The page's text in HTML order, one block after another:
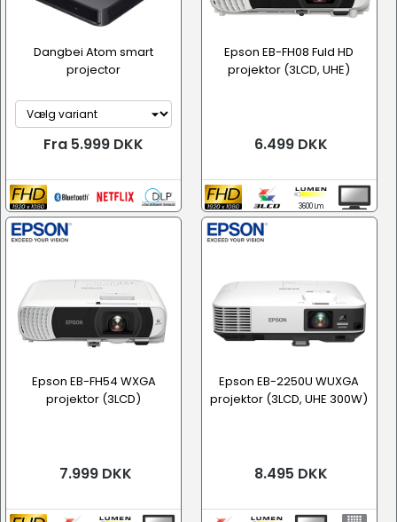
Dangbei Atom smart
projector
Fra 5.999 DKK
Epson EB-FH08 Fuld HD
projektor (3LCD, UHE)
6.499 DKK
3600 Lm
Epson EB-FH54 WXGA
projektor (3LCD)
7.999 DKK
Epson EB-2250U WUXGA
projektor (3LCD, UHE 300W)
8.495 DKK